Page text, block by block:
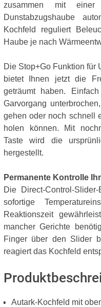
zusammen mit einer
Dunstabzugshaube
Kochfeld reguliert
Haube je nach
Die Stop+Go Funktion für
bietet Ihnen jetzt die
geträumt haben.
Garvorgang
gehen oder noch schnell
holen können. Mit
Taste wird die
hergestellt.
Permanente Kontrolle
Die Direct-Control-
sofortige
Reaktionszeit
mancher Gerichte
Finger über den Slider
reagiert das Kochfeld
Autark-Kochfeld mit